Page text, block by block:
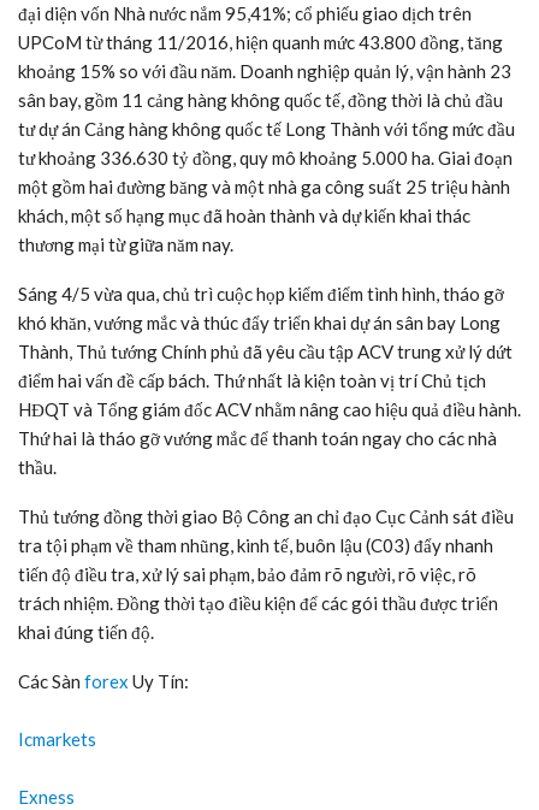
đại diện vốn Nhà nước nắm 95,41%; cổ phiếu giao dịch trên
UPCoM từ tháng 11/2016, hiện quanh mức 43.800 đồng, tăng
khoảng 15% so với đầu năm. Doanh nghiệp quản lý, vận hành 23
sân bay, gồm 11 cảng hàng không quốc tế, đồng thời là chủ đầu
tư dự án Cảng hàng không quốc tế Long Thành với tổng mức đầu
tư khoảng 336.630 tỷ đồng, quy mô khoảng 5.000 ha. Giai đoạn
một gồm hai đường băng và một nhà ga công suất 25 triệu hành
khách, một số hạng mục đã hoàn thành và dự kiến khai thác
thương mại từ giữa năm nay.
Sáng 4/5 vừa qua, chủ trì cuộc họp kiểm điểm tình hình, tháo gỡ
khó khăn, vướng mắc và thúc đẩy triển khai dự án sân bay Long
Thành, Thủ tướng Chính phủ đã yêu cầu tập ACV trung xử lý dứt
điểm hai vấn đề cấp bách. Thứ nhất là kiện toàn vị trí Chủ tịch
HĐQT và Tổng giám đốc ACV nhằm nâng cao hiệu quả điều hành.
Thứ hai là tháo gỡ vướng mắc để thanh toán ngay cho các nhà
thầu.
Thủ tướng đồng thời giao Bộ Công an chỉ đạo Cục Cảnh sát điều
tra tội phạm về tham nhũng, kinh tế, buôn lậu (C03) đẩy nhanh
tiến độ điều tra, xử lý sai phạm, bảo đảm rõ người, rõ việc, rõ
trách nhiệm. Đồng thời tạo điều kiện để các gói thầu được triển
khai đúng tiến độ.
Các Sàn forex Uy Tín:
Icmarkets
Exness